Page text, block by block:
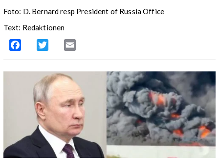
Foto: D. Bernard resp President of Russia Office
Text: Redaktionen
Facebook Twitter